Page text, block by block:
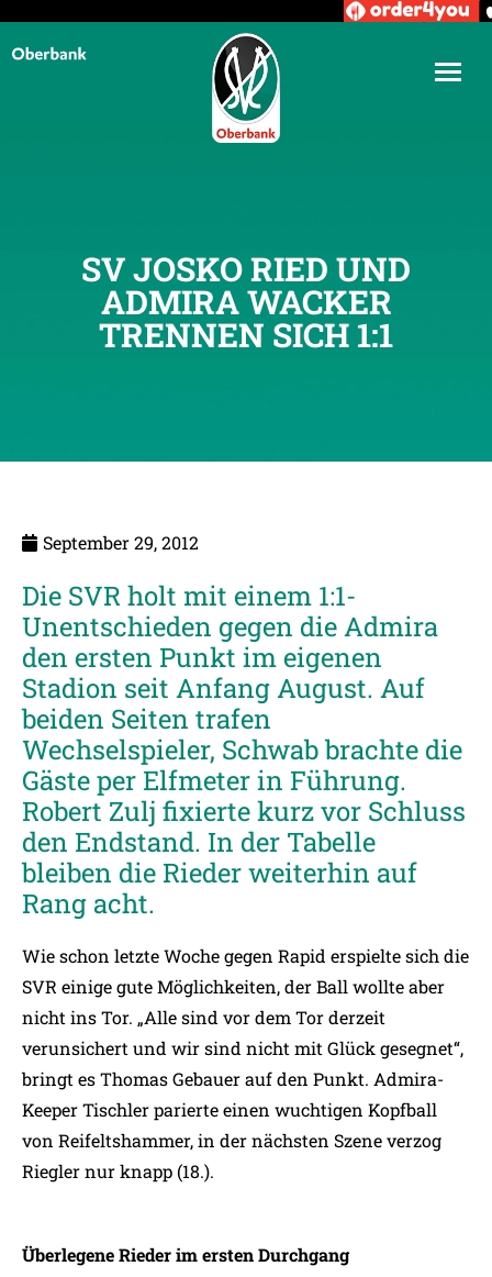
SV JOSKO RIED UND
ADMIRA WACKER
TRENNEN SICH 1:1
September 29, 2012
Die SVR holt mit einem 1:1-
Unentschieden gegen die Admira
den ersten Punkt im eigenen
Stadion seit Anfang August. Auf
beiden Seiten trafen
Wechselspieler, Schwab brachte die
Gäste per Elfmeter in Führung.
Robert Zulj fixierte kurz vor Schluss
den Endstand. In der Tabelle
bleiben die Rieder weiterhin auf
Rang acht.
Wie schon letzte Woche gegen Rapid erspielte sich die
SVR einige gute Möglichkeiten, der Ball wollte aber
nicht ins Tor. „Alle sind vor dem Tor derzeit
verunsichert und wir sind nicht mit Glück gesegnet“,
bringt es Thomas Gebauer auf den Punkt. Admira-
Keeper Tischler parierte einen wuchtigen Kopfball
von Reifeltshammer, in der nächsten Szene verzog
Riegler nur knapp (18.).
Überlegene Rieder im ersten Durchgang